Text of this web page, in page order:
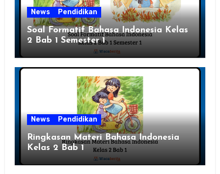
News Pendidikan
Soal Formatif Bahasa Indonesia Kelas
2 Bab 1 Semester 1
News Pendidikan
Ringkasan Materi Bahasa Indonesia
Kelas 2 Bab 1